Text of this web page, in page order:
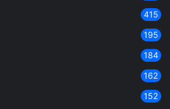
415
195
184
162
152